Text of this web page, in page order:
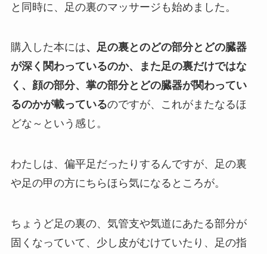
と同時に、足の裏のマッサージも始めました。
購入した本には、足の裏とのどの部分とどの臓器
が深く関わっているのか、また足の裏だけではな
く、顔の部分、掌の部分とどの臓器が関わってい
るのかが載っているのですが、これがまたなるほ
どな～という感じ。
わたしは、偏平足だったりするんですが、足の裏
や足の甲の方にちらほら気になるところが。
ちょうど足の裏の、気管支や気道にあたる部分が
固くなっていて、少し皮がむけていたり、足の指